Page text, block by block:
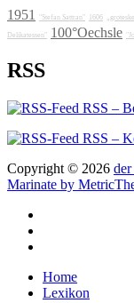
1951 "Stefan Sattran" 1606
Delikatessen" 100°Oechsle
RSS
RSS –
RSS –
Copyright © 2026
Marinate by
Home
Lexikon